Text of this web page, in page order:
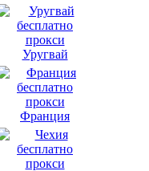
Уругвай
Франция